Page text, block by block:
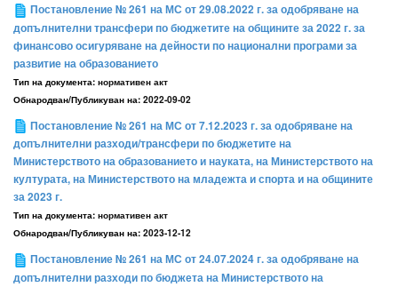
Постановление № 261 на МС от 29.08.2022 г. за одобряване на
допълнителни трансфери по бюджетите на общините за 2022 г. за
финансово осигуряване на дейности по национални програми за
развитие на образованието
Тип на документа: нормативен акт
Обнародван/Публикуван на: 2022-09-02
Постановление № 261 на МС от 7.12.2023 г. за одобряване на
допълнителни разходи/трансфери по бюджетите на
Министерството на образованието и науката, на Министерството на
културата, на Министерството на младежта и спорта и на общините
за 2023 г.
Тип на документа: нормативен акт
Обнародван/Публикуван на: 2023-12-12
Постановление № 261 на МС от 24.07.2024 г. за одобряване на
допълнителни разходи по бюджета на Министерството на